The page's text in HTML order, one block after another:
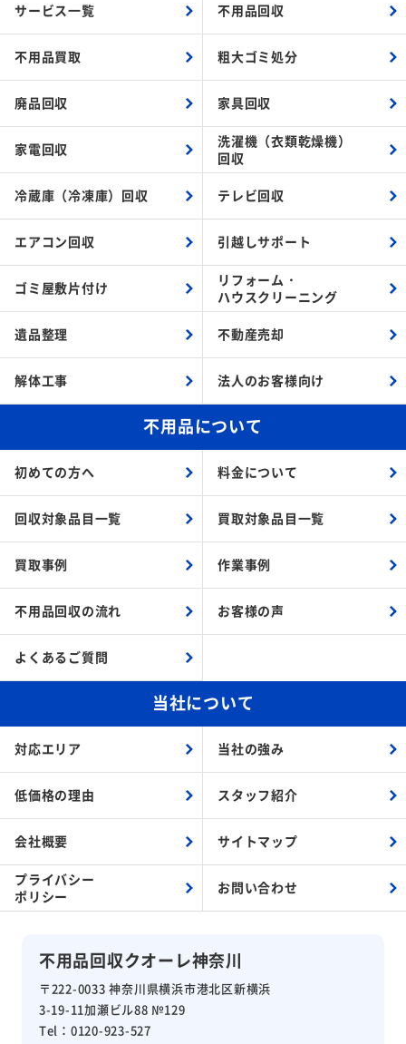
不用品回収クオーレ神奈川
〒222-0033 神奈川県横浜市港北区新横浜
3-19-11加瀬ビル88 №129
Tel：0120-923-527
サービス一覧 不用品回収
不用品買取 粗大ゴミ処分
廃品回収 家具回収
家電回収
洗濯機（衣類乾燥機）
回収
冷蔵庫（冷凍庫）回収 テレビ回収
エアコン回収 引越しサポート
ゴミ屋敷片付け
リフォーム・
ハウスクリーニング
遺品整理 不動産売却
解体工事 法人のお客様向け
不用品について
初めての方へ 料金について
回収対象品目一覧 買取対象品目一覧
買取事例 作業事例
不用品回収の流れ お客様の声
よくあるご質問
当社について
対応エリア 当社の強み
低価格の理由 スタッフ紹介
会社概要 サイトマップ
プライバシー
ポリシー
お問い合わせ